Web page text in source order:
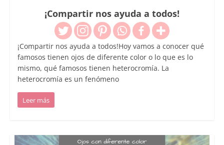
¡Compartir nos ayuda a todos!
¡Compartir nos ayuda a todos!Hoy vamos a conocer qué
famosos tienen ojos de diferente color o lo que es lo
mismo, qué famosos tienen heterocromía. La
heterocromía es un fenómeno
Leer más